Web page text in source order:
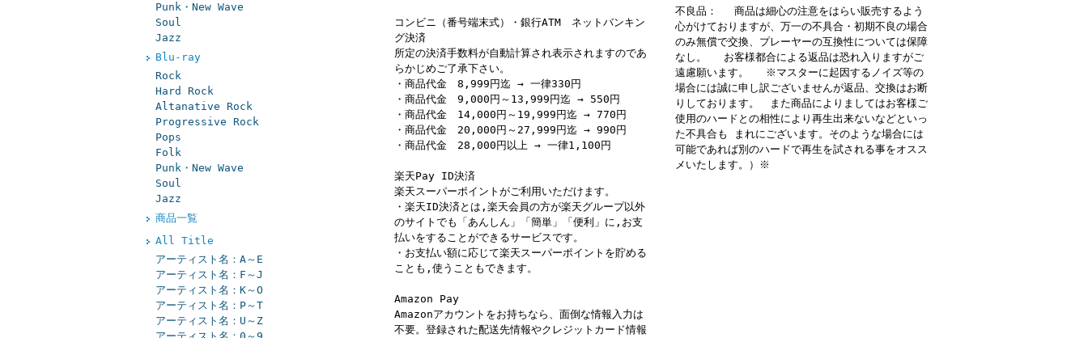
Punk・New Wave
Soul
Jazz
Blu-ray
Rock
Hard Rock
Altanative Rock
Progressive Rock
Pops
Folk
Punk・New Wave
Soul
Jazz
商品一覧
All Title
アーティスト名：A～E
アーティスト名：F～J
アーティスト名：K～O
アーティスト名：P～T
アーティスト名：U～Z
コンビニ（番号端末式）・銀行ATM ネットバンキン
グ決済
所定の決済手数料が自動計算され表示されますのであ
らかじめご了承下さい。
・商品代金 8,999円迄 → 一律330円
・商品代金 9,000円～13,999円迄 → 550円
・商品代金 14,000円～19,999円迄 → 770円
・商品代金 20,000円～27,999円迄 → 990円
・商品代金 28,000円以上 → 一律1,100円
楽天Pay ID決済
楽天スーパーポイントがご利用いただけます。
・楽天ID決済とは,楽天会員の方が楽天グループ以外
のサイトでも「あんしん」「簡単」「便利」に,お支
払いをすることができるサービスです。
・お支払い額に応じて楽天スーパーポイントを貯める
ことも,使うこともできます。
Amazon Pay
Amazonアカウントをお持ちなら、面倒な情報入力は
不要。登録された配送先情報やクレジットカード情報
不良品： 商品は細心の注意をはらい販売するよう
心がけておりますが、万一の不具合・初期不良の場合
のみ無償で交換、プレーヤーの互換性については保障
なし。 お客様都合による返品は恐れ入りますがご
遠慮願います。 ※マスターに起因するノイズ等の
場合には誠に申し訳ございませんが返品、交換はお断
りしております。 また商品によりましてはお客様ご
使用のハードとの相性により再生出来ないなどといっ
た不具合も まれにございます。そのような場合には
可能であれば別のハードで再生を試される事をオスス
メいたします。）※